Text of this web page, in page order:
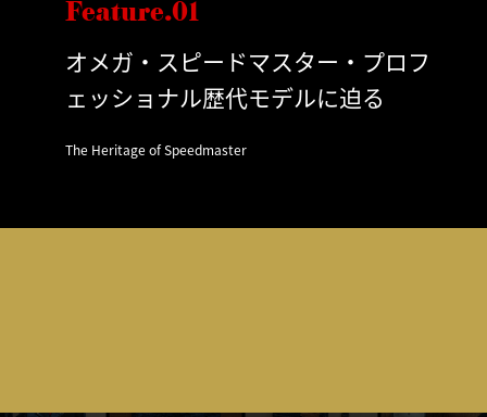
Feature.01
オメガ・スピードマスター・プロフ
ェッショナル歴代モデルに迫る
The Heritage of Speedmaster